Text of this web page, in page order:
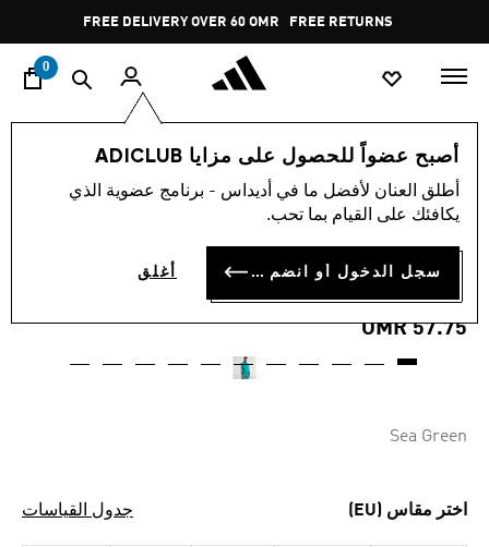
Pause
promotion
rotation
FREE DELIVERY OVER 60 OMR FREE RETURNS
0
أصبح عضواً للحصول على مزايا ADICLUB
أطلق العنان لأفضل ما في أديداس - برنامج عضوية الذي
يكافئك على القيام بما تحب.
سجل الدخول أو انضم الآن أغلق
الرجال ملابس
قميص رياضي TERRACE
ICONS لنادي ليفربول لكرة
القدم
OMR 57.75
Sea Green
اختر مقاس (EU) جدول القياسات